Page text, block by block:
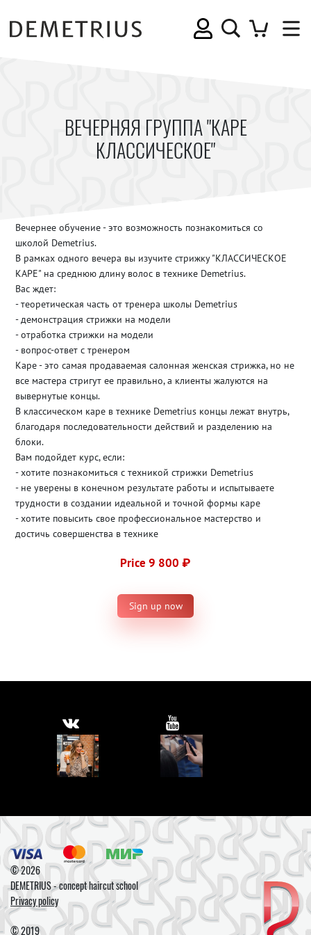
ВЕЧЕРНЯЯ ГРУППА "КАРЕ
КЛАССИЧЕСКОЕ"
Вечернее обучение - это возможность познакомиться со
школой Demetrius.
В рамках одного вечера вы изучите стрижку "КЛАССИЧЕСКОЕ
КАРЕ" на среднюю длину волос в технике Demetrius.
Вас ждет:
- теоретическая часть от тренера школы Demetrius
- демонстрация стрижки на модели
- отработка стрижки на модели
- вопрос-ответ с тренером
Каре - это самая продаваемая салонная женская стрижка, но не
все мастера стригут ее правильно, а клиенты жалуются на
вывернутые концы.
В классическом каре в технике Demetrius концы лежат внутрь,
благодаря последовательности действий и разделению на
блоки.
Вам подойдет курс, если:
- хотите познакомиться с техникой стрижки Demetrius
- не уверены в конечном результате работы и испытываете
трудности в создании идеальной и точной формы каре
- хотите повысить свое профессиональное мастерство и
достичь совершенства в технике
Price 9 800 ₽
Sign up now
© 2026
DEMETRIUS - concept haircut school
Privacy policy
© 2019